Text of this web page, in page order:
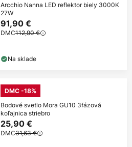
Arcchio Nanna LED reflektor biely 3000K
27W
91,90 €
DMC112,90 €
Na sklade
DMC -18%
Bodové svetlo Mora GU10 3fázová
koľajnica striebro
25,90 €
DMC31,63 €